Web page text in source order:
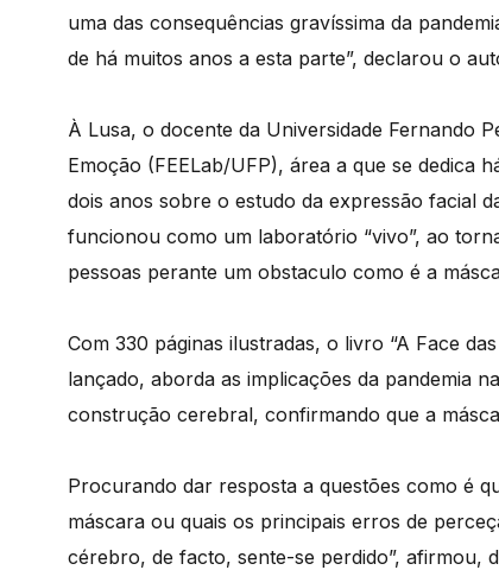
uma das consequências gravíssima da
de há muitos anos a esta parte”, declarou o
À Lusa, o docente da Universidade Fernando
Emoção (FEELab/UFP), área a que se dedica
dois anos sobre o estudo da expressão facial
funcionou como um laboratório “vivo”, ao
pessoas perante um obstaculo como é a
Com 330 páginas ilustradas, o livro “A Face
lançado, aborda as implicações da pandemia
construção cerebral, confirmando que a
Procurando dar resposta a questões como é
máscara ou quais os principais erros de
cérebro, de facto, sente-se perdido”, afirmou,